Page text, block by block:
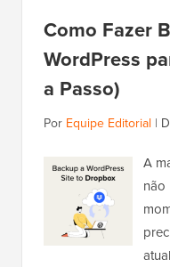
Como Fazer
WordPress
a Passo)
Por Equipe Editorial |
A
não